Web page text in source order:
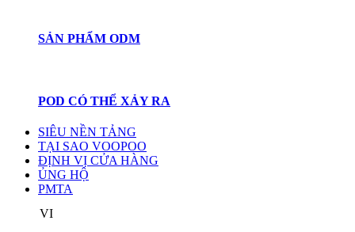
SẢN PHẨM ODM
POD CÓ THỂ XẢY RA
SIÊU NỀN TẢNG
TẠI SAO VOOPOO
ĐỊNH VỊ CỬA HÀNG
ỦNG HỘ
PMTA
VI